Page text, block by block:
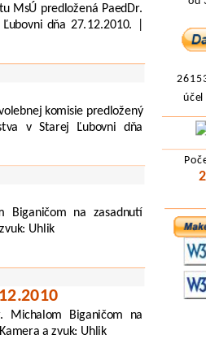
účel
MsÚ predložená PaedDr.
dňa 27.12.2010. |
komisie predložený
v Starej Ľubovni dňa
Biganičom na zasadnutí
Uhlik
Michalom Biganičom na
a zvuk: Uhlik